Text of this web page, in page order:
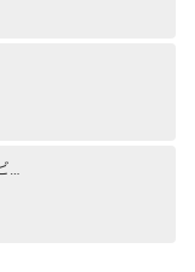
TIME SHARING 仙台 駅前のぞみビル